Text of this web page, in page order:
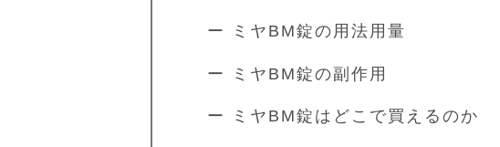
ー ミヤBM錠の用法用量
ー ミヤBM錠の副作用
ー ミヤBM錠はどこで買えるのか